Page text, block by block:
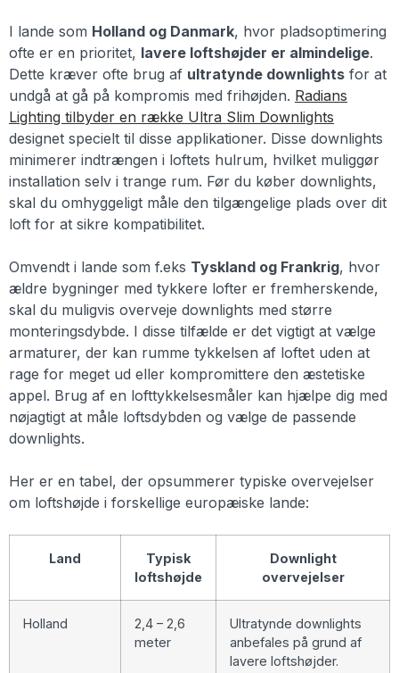
I lande som Holland og Danmark, hvor pladsoptimering
ofte er en prioritet, lavere loftshøjder er almindelige.
Dette kræver ofte brug af ultratynde downlights for at
undgå at gå på kompromis med frihøjden. Radians
Lighting tilbyder en række Ultra Slim Downlights
designet specielt til disse applikationer. Disse downlights
minimerer indtrængen i loftets hulrum, hvilket muliggør
installation selv i trange rum. Før du køber downlights,
skal du omhyggeligt måle den tilgængelige plads over dit
loft for at sikre kompatibilitet.
Omvendt i lande som f.eks Tyskland og Frankrig, hvor
ældre bygninger med tykkere lofter er fremherskende,
skal du muligvis overveje downlights med større
monteringsdybde. I disse tilfælde er det vigtigt at vælge
armaturer, der kan rumme tykkelsen af loftet uden at
rage for meget ud eller kompromittere den æstetiske
appel. Brug af en lofttykkelsesmåler kan hjælpe dig med
nøjagtigt at måle loftsdybden og vælge de passende
downlights.
Her er en tabel, der opsummerer typiske overvejelser
om loftshøjde i forskellige europæiske lande:
Land
Typisk
loftshøjde
Downlight
overvejelser
Holland
2,4 – 2,6
meter
Ultratynde downlights
anbefales på grund af
lavere loftshøjder.